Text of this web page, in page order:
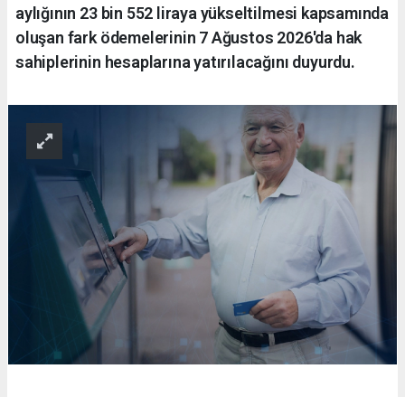
aylığının 23 bin 552 liraya yükseltilmesi kapsamında
oluşan fark ödemelerinin 7 Ağustos 2026'da hak
sahiplerinin hesaplarına yatırılacağını duyurdu.